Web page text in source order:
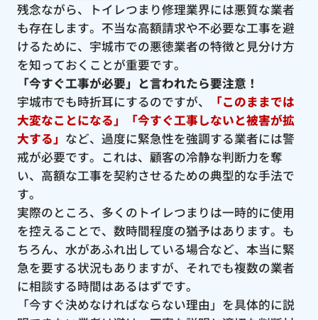
残念ながら、トイレつまり修理業界には悪質な業者
も存在します。不当な高額請求や不必要な工事を避
けるために、宇城市での悪徳業者の特徴と見分け方
を知っておくことが重要です。
「今すぐ工事が必要」と言われたら要注意！
宇城市でも時折耳にするのですが、
「このままでは
大変なことになる」「今すぐ工事しないと被害が拡
大する」 など、過度に緊急性を強調する業者には警
戒が必要です。これは、顧客の冷静な判断力を奪
い、高額な工事を契約させるための典型的な手法で
す。
実際のところ、多くのトイレつまりは一時的に使用
を控えることで、数時間程度の猶予はあります。も
ちろん、水があふれ出している場合など、本当に緊
急を要する状況もありますが、それでも複数の業者
に相談する時間はあるはずです。
「今すぐ決めなければならない理由」を具体的に説